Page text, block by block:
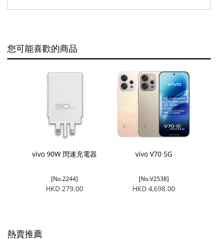
您可能喜歡的商品
vivo 90W 閃速充電器
[No.2244]
HKD 279.00
vivo V70 5G
[No.V2538]
HKD 4,698.00
熱賣推薦